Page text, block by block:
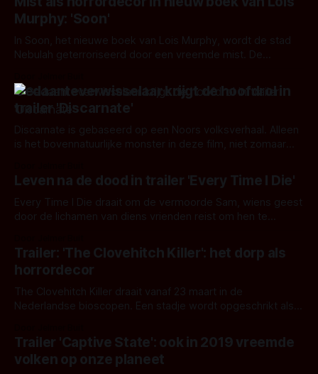
Murphy: 'Soon'
In Soon, het nieuwe boek van Lois Murphy, wordt de stad
Nebulah geterroriseerd door een vreemde mist. De
binnen moeten blijven.
Gedaanteverwisselaar krijgt de hoofdrol in
trailer 'Discarnate'
Discarnate is gebaseerd op een Noors volksverhaal. Alleen
is het bovennatuurlijke monster in deze film, niet zomaar
Leven na de dood in trailer 'Every Time I Die'
Every Time I Die draait om de vermoorde Sam, wiens geest
door de lichamen van diens vrienden reist om hen te
Trailer: 'The Clovehitch Killer': het dorp als
horrordecor
The Clovehitch Killer draait vanaf 23 maart in de
Nederlandse bioscopen. Een stadje wordt opgeschrikt als
zichzelf 'Clovehitch' noemt.
Trailer 'Captive State': ook in 2019 vreemde
volken op onze planeet